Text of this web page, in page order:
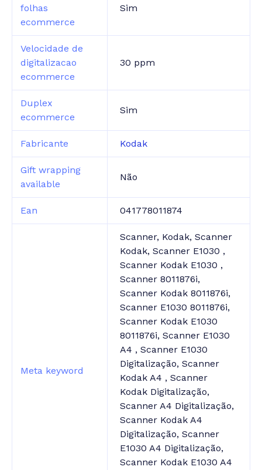
folhas
ecommerce
Sim
Velocidade de
digitalizacao
ecommerce
30 ppm
Duplex
ecommerce
Sim
Fabricante Kodak
Gift wrapping
available
Não
Ean 041778011874
Meta keyword
Scanner, Kodak, Scanner
Kodak, Scanner E1030 ,
Scanner Kodak E1030 ,
Scanner 8011876i,
Scanner Kodak 8011876i,
Scanner E1030 8011876i,
Scanner Kodak E1030
8011876i, Scanner E1030
A4 , Scanner E1030
Digitalização, Scanner
Kodak A4 , Scanner
Kodak Digitalização,
Scanner A4 Digitalização,
Scanner Kodak A4
Digitalização, Scanner
E1030 A4 Digitalização,
Scanner Kodak E1030 A4